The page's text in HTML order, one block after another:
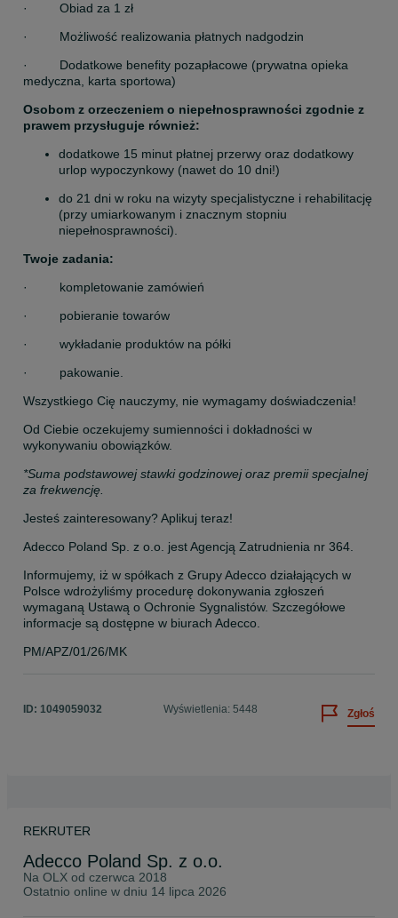
·         Obiad za 1 zł
·         Możliwość realizowania płatnych nadgodzin
·         Dodatkowe benefity pozapłacowe (prywatna opieka
medyczna, karta sportowa)
Osobom z orzeczeniem o niepełnosprawności zgodnie z
prawem przysługuje również:
dodatkowe 15 minut płatnej przerwy oraz dodatkowy
urlop wypoczynkowy (nawet do 10 dni!)
do 21 dni w roku na wizyty specjalistyczne i rehabilitację
(przy umiarkowanym i znacznym stopniu
niepełnosprawności).
Twoje zadania:
·         kompletowanie zamówień
·         pobieranie towarów
·         wykładanie produktów na półki
·         pakowanie.
Wszystkiego Cię nauczymy, nie wymagamy doświadczenia!
Od Ciebie oczekujemy sumienności i dokładności w
wykonywaniu obowiązków.
*Suma podstawowej stawki godzinowej oraz premii specjalnej
za frekwencję.
Jesteś zainteresowany? Aplikuj teraz!
Adecco Poland Sp. z o.o. jest Agencją Zatrudnienia nr 364.
Informujemy, iż w spółkach z Grupy Adecco działających w
Polsce wdrożyliśmy procedurę dokonywania zgłoszeń
wymaganą Ustawą o Ochronie Sygnalistów. Szczegółowe
informacje są dostępne w biurach Adecco.
PM/APZ/01/26/MK
ID: 1049059032 Wyświetlenia: 5448 Zgłoś
REKRUTER
Adecco Poland Sp. z o.o.
Na OLX od czerwca 2018
Ostatnio online w dniu 14 lipca 2026